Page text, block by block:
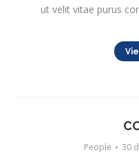
ut velit vitae purus
People 30